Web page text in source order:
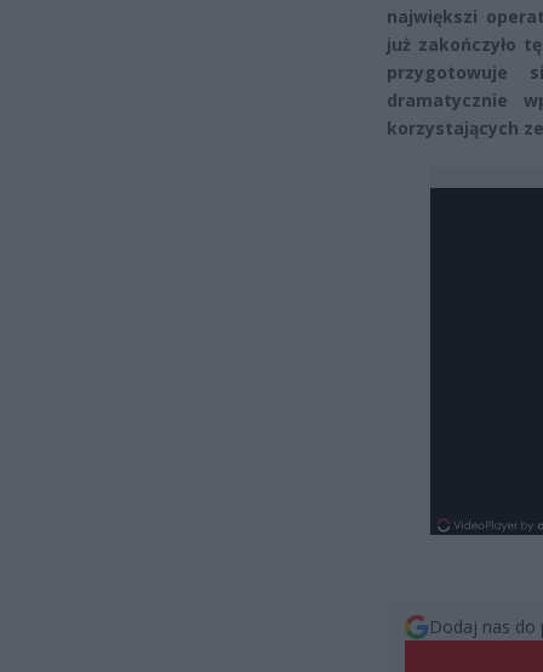
największi
już zakończyło
przygotowuje
dramatycznie
korzystających
Dodaj nas do